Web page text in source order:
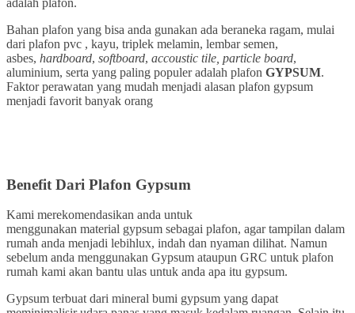
adalah plafon.
Bahan plafon yang bisa anda gunakan ada beraneka ragam, mulai
dari plafon pvc , kayu, triplek melamin, lembar semen,
asbes, hardboard, softboard, accoustic tile, particle board,
aluminium, serta yang paling populer adalah plafon GYPSUM.
Faktor perawatan yang mudah menjadi alasan plafon gypsum
menjadi favorit banyak orang
Benefit Dari Plafon Gypsum
Kami merekomendasikan anda untuk
menggunakan material gypsum sebagai plafon, agar tampilan dalam
rumah anda menjadi lebihlux, indah dan nyaman dilihat. Namun
sebelum anda menggunakan Gypsum ataupun GRC untuk plafon
rumah kami akan bantu ulas untuk anda apa itu gypsum.
Gypsum terbuat dari mineral bumi gypsum yang dapat